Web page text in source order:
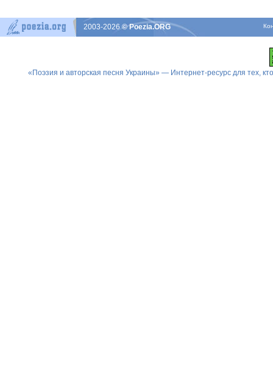
2003-2026© Poezia.ORG
«Поэзия и авторская песня Украины» — Интернет-ресурс для тех,